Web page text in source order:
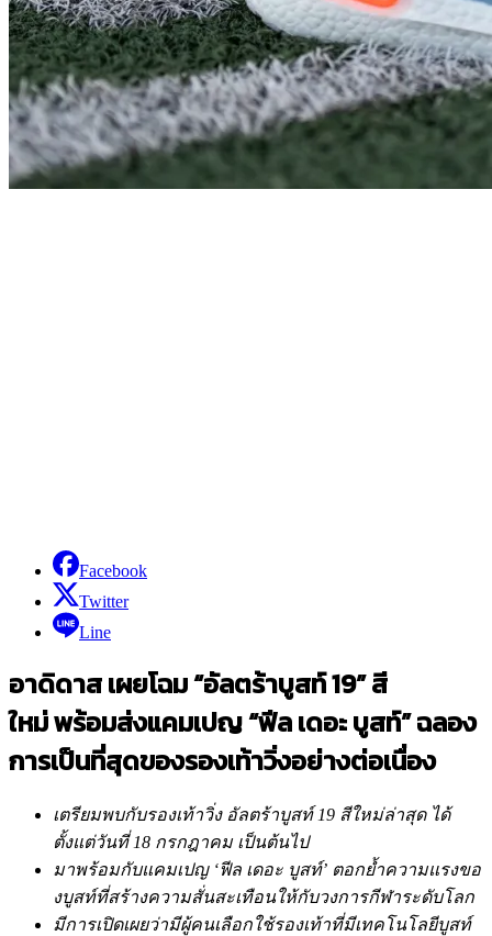
Facebook
Twitter
Line
อาดิดาส เผยโฉม“อัลตร้าบูสท์ 19” สี
ใหม่พร้อมส่งแคมเปญ“ฟีล เดอะ บูสท์” ฉลอง
การเป็นที่สุดของรองเท้าวิ่งอย่างต่อเนื่อง
เตรียมพบกับรองเท้าวิ่ง อัลตร้าบูสท์19 สีใหม่ล่าสุด ได้
ตั้งแต่วันที่ 18 กรกฎาคม เป็นต้นไป
มาพร้อมกับแคมเปญ ‘ฟีล เดอะ บูสท์’ ตอกย้ำความแรงขอ
งบูสท์ที่สร้างความสั่นสะเทือนให้กับวงการกีฬาระดับโลก
มีการเปิดเผยว่ามีผู้คนเลือกใช้รองเท้าที่มีเทคโนโลยีบูสท์